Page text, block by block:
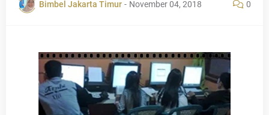
Bimbel Jakarta Timur - November 04, 2018 0